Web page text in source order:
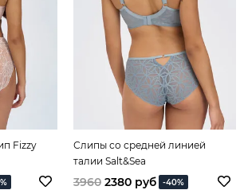
Fizzy
Слипы со средней линией
талии Salt&Sea
3960 2380 руб -40%